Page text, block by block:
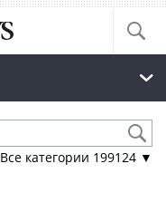
Все категории 199124 ▼